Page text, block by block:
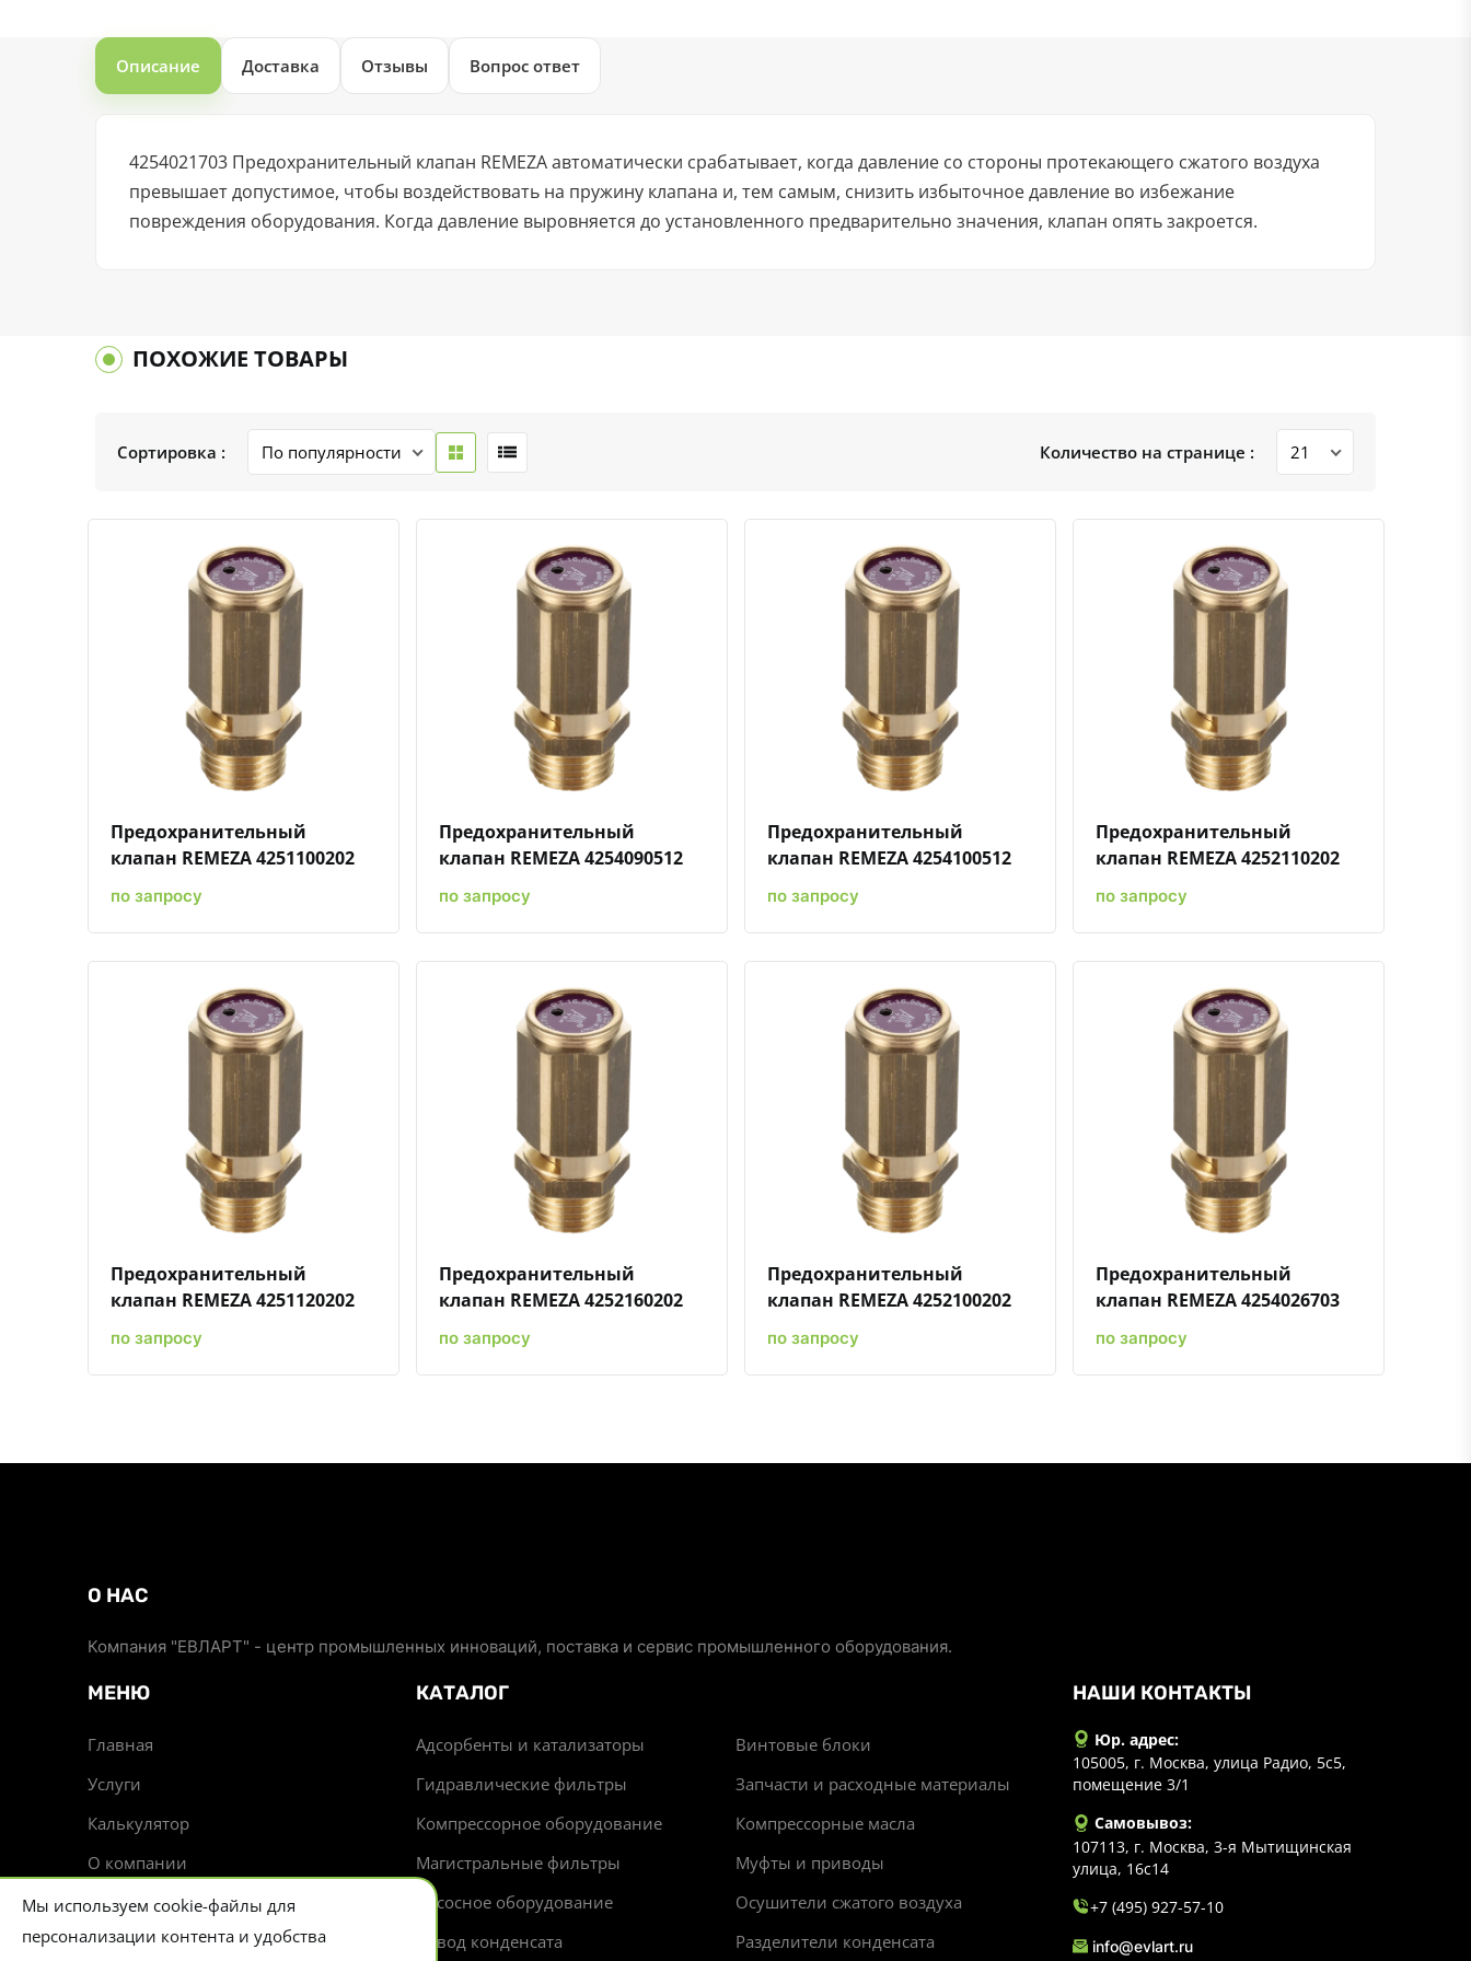
Описание Доставка Отзывы Вопрос ответ
4254021703 Предохранительный клапан REMEZA автоматически срабатывает, когда давление со стороны протекающего сжатого воздуха
превышает допустимое, чтобы воздействовать на пружину клапана и, тем самым, снизить избыточное давление во избежание
повреждения оборудования. Когда давление выровняется до установленного предварительно значения, клапан опять закроется.
ПОХОЖИЕ ТОВАРЫ
Сортировка : Количество на странице :
Быстрый просмотрДобавить к сравнениюДобавить в избранное
Предохранительный
клапан REMEZA 4251100202
по запросу
Быстрый просмотрДобавить к сравнениюДобавить в избранное
Предохранительный
клапан REMEZA 4254090512
по запросу
Быстрый просмотрДобавить к сравнениюДобавить в избранное
Предохранительный
клапан REMEZA 4254100512
по запросу
Быстрый просмотрДобавить к сравнениюДобавить в избранное
Предохранительный
клапан REMEZA 4252110202
по запросу
Быстрый просмотрДобавить к сравнениюДобавить в избранное
Предохранительный
клапан REMEZA 4251120202
по запросу
Быстрый просмотрДобавить к сравнениюДобавить в избранное
Предохранительный
клапан REMEZA 4252160202
по запросу
Быстрый просмотрДобавить к сравнениюДобавить в избранное
Предохранительный
клапан REMEZA 4252100202
по запросу
Быстрый просмотрДобавить к сравнениюДобавить в избранное
Предохранительный
клапан REMEZA 4254026703
по запросу
О НАС
Компания "ЕВЛАРТ" - центр промышленных инноваций, поставка и сервис промышленного оборудования.
МЕНЮ
Главная
Услуги
Калькулятор
О компании
Доставка
Новости
КАТАЛОГ
Адсорбенты и катализаторы
Винтовые блоки
Гидравлические фильтры
Запчасти и расходные материалы
Компрессорное оборудование
Компрессорные масла
Магистральные фильтры
Муфты и приводы
Насосное оборудование
Осушители сжатого воздуха
Отвод конденсата
Разделители конденсата
НАШИ КОНТАКТЫ
Юр. адрес:
105005, г. Москва, улица Радио, 5с5,
помещение 3/1
Самовывоз:
107113, г. Москва, 3-я Мытищинская
улица, 16с14
+7 (495) 927-57-10
info@evlart.ru
Мы используем cookie-файлы для
персонализации контента и удобства